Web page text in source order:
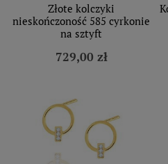
Złote kolczyki
nieskończoność 585 cyrkonie
na sztyft
729,00 zł